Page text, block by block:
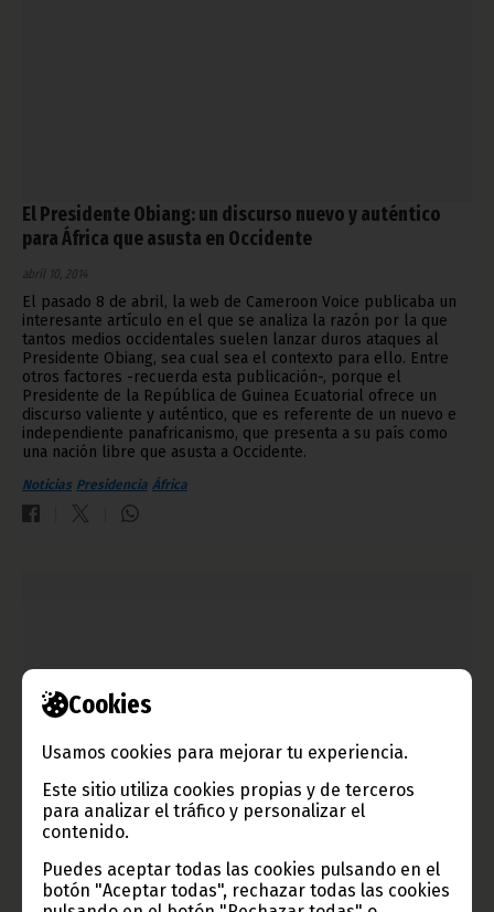
Cookies
Usamos cookies para mejorar tu experiencia.
Este sitio utiliza cookies propias y de terceros
para analizar el tráfico y personalizar el
contenido.
Puedes aceptar todas las cookies pulsando en el
botón "Aceptar todas", rechazar todas las cookies
El Presidente Obiang: un discurso nuevo y auténtico
para África que asusta en Occidente
abril 10, 2014
El pasado 8 de abril, la web de Cameroon Voice publicaba un
interesante artículo en el que se analiza la razón por la que
tantos medios occidentales suelen lanzar duros ataques al
Presidente Obiang, sea cual sea el contexto para ello. Entre
otros factores -recuerda esta publicación-, porque el
Presidente de la República de Guinea Ecuatorial ofrece un
discurso valiente y auténtico, que es referente de un nuevo e
independiente panafricanismo, que presenta a su país como
una nación libre que asusta a Occidente.
Noticias Presidencia África
Continúan llegando a Malabo los expertos de
Transportes de la UA
abril 10, 2014